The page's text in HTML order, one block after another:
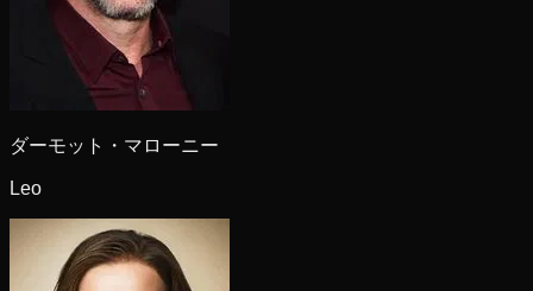
ダーモット・マローニー
Leo